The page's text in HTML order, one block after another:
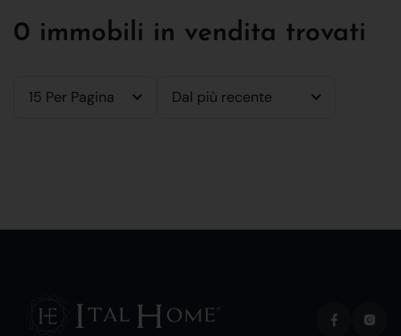
0 immobili in vendita trovati
15 Per Pagina Dal più recente